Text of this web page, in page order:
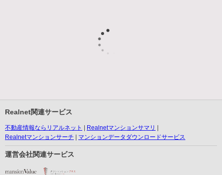
Realnet関連サービス
不動産情報ならリアルネット
Realnetマンションサマリ
Realnetマンションサーチ
マンションデータダウンロードサービス
運営会社関連サービス